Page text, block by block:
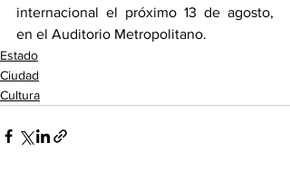
internacional el próximo 13 de agosto,
en el Auditorio Metropolitano.
Estado
Ciudad
Cultura